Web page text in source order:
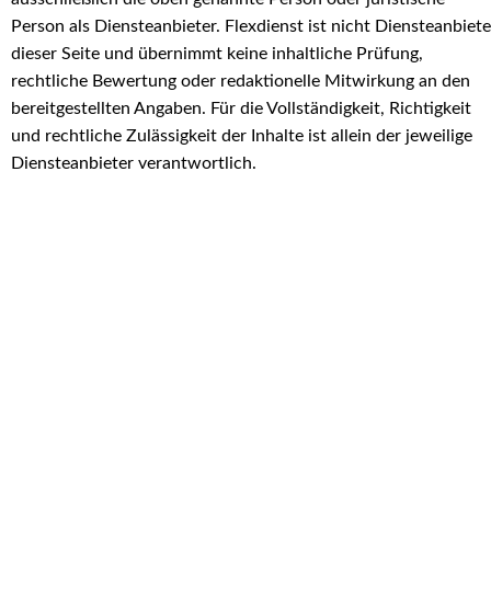
Person als Diensteanbieter. Flexdienst ist nicht
dieser Seite und übernimmt keine inhaltliche Prüfung,
rechtliche Bewertung oder redaktionelle Mitwirkung an den
bereitgestellten Angaben. Für die Vollständigkeit, Richtigkeit
und rechtliche Zulässigkeit der Inhalte ist allein der jeweilige
Diensteanbieter verantwortlich.